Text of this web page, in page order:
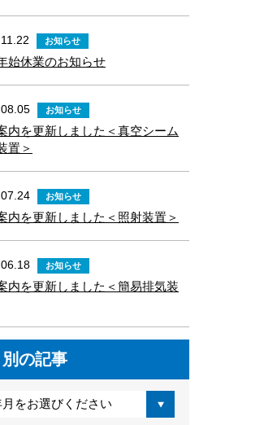
お知らせ
始休業のお知らせ
お知らせ
内を更新しました＜真空シーム
置＞
お知らせ
内を更新しました＜照射装置＞
お知らせ
内を更新しました＜簡易排気装
別の記事